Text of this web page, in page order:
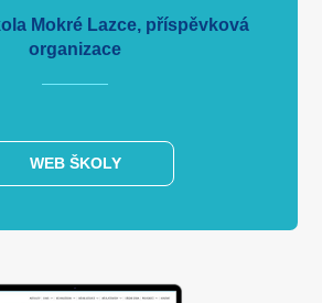
Mokré Lazce, příspěvková
organizace
WEB ŠKOLY